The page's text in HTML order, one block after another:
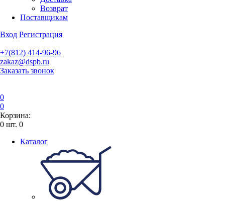
Возврат
Поставщикам
Вход Регистрация
+7(812) 414-96-96
zakaz@dspb.ru
Заказать звонок
0
0
Корзина:
0 шт. 0
Каталог